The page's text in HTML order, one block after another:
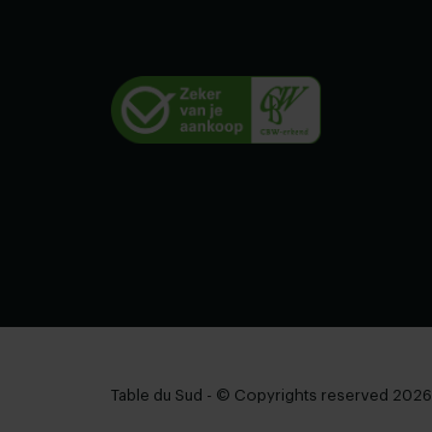
Table du Sud - © Copyrights reserved 2026